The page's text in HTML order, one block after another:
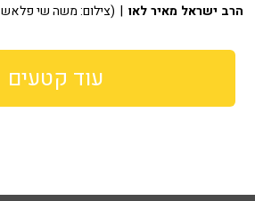
הרב ישראל מאיר לאו | (צילום: משה שי פלאש 90)
עוד קטעים